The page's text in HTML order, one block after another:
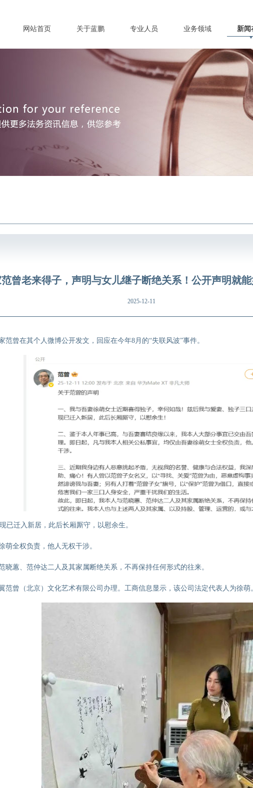
网站首页 关于蓝鹏 专业人员 业务领域 新闻
曾老来得子，声明与女儿继子断绝关系！公开声明就
2025-12-11
范曾在其个人微博公开发文，回应在今年8月的“失联风波”事件。
已迁入新居，此后长厢厮守，以慰余生。
萌全权负责，他人无权干涉。
晓蕙、范仲达二人及其家属断绝关系，不再保持任何形式的往来。
范曾（北京）文化艺术有限公司办理。工商信息显示，该公司法定代表人为徐萌